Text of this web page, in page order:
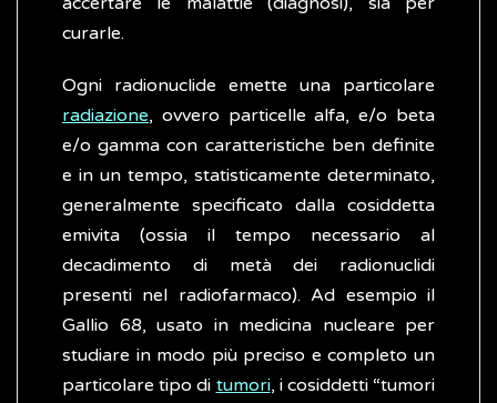
curarle.
Ogni radionuclide emette una particolare
radiazione, ovvero particelle alfa, e/o beta
e/o gamma con caratteristiche ben definite
e in un tempo, statisticamente determinato,
generalmente specificato dalla cosiddetta
emivita (ossia il tempo necessario al
decadimento di metà dei radionuclidi
presenti nel radiofarmaco). Ad esempio il
Gallio 68, usato in medicina nucleare per
studiare in modo più preciso e completo un
particolare tipo di tumori, i cosiddetti “tumori